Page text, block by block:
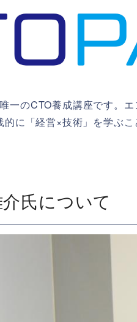
一のCTO養成講座です。
に「経営×技術」を学ぶこ
氏について